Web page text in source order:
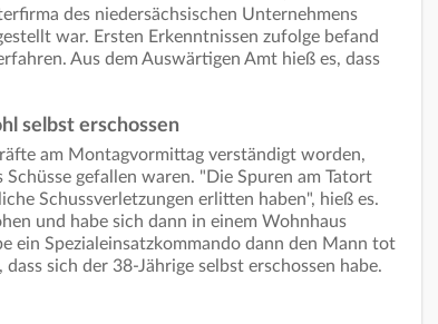
des niedersächsischen Unternehmens
war. Ersten Erkenntnissen zufolge befand
Aus dem Auswärtigen Amt hieß es, dass
selbst erschossen
am Montagvormittag verständigt worden,
gefallen waren. "Die Spuren am Tatort
Schussverletzungen erlitten haben", hieß es.
und habe sich dann in einem Wohnhaus
ein Spezialeinsatzkommando dann den Mann tot
sich der 38-Jährige selbst erschossen habe.